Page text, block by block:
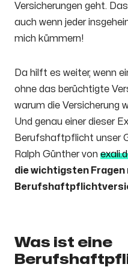
Versicherungen geht.
auch wenn jeder
mich kümmern!
Da hilft es weiter, wenn
ohne das berüchtigte
warum die Versicherung
Und genau einer dieser
Berufshaftpflicht unser
Ralph Günther von
die wichtigsten Fragen
Was ist eine